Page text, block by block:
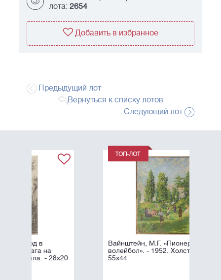
лота: 2654
Добавить в избранное
Предыдущий лот
Вернуться к списку лотов
Следующий лот
Вайнштейн, М.Г. «Пионерский
волейбол». - 1952. Холст, масло. -
55х44